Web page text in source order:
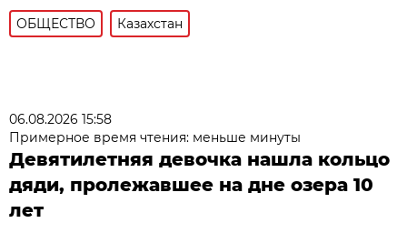
ОБЩЕСТВО Казахстан
06.08.2026 15:58
Примерное время чтения: меньше минуты
Девятилетняя девочка нашла кольцо
дяди, пролежавшее на дне озера 10
лет